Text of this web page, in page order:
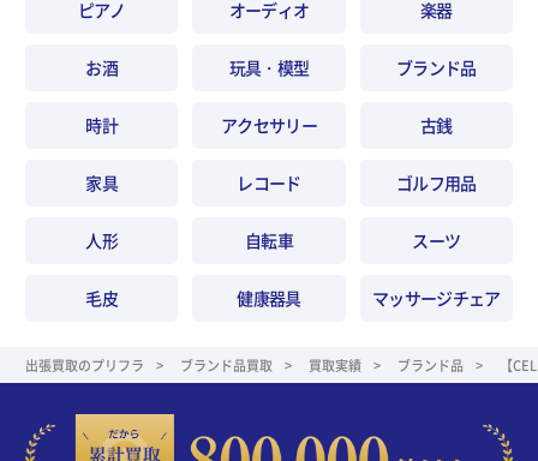
ピアノ オーディオ 楽器
お酒 玩具・模型 ブランド品
時計 アクセサリー 古銭
家具 レコード ゴルフ用品
人形 自転車 スーツ
毛皮 健康器具 マッサージチェア
出張買取のプリフラ ブランド品買取 買取実績 ブランド品 【